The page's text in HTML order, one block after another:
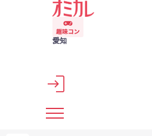
メインコンテンツへスキップ
愛知